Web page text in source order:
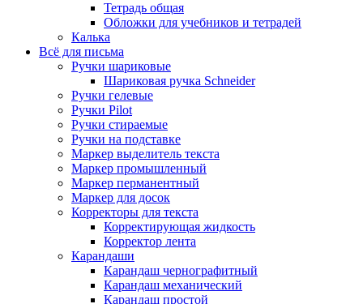
Тетрадь общая
Обложки для учебников и тетрадей
Калька
Всё для письма
Ручки шариковые
Шариковая ручка Schneider
Ручки гелевые
Ручки Pilot
Ручки стираемые
Ручки на подставке
Маркер выделитель текста
Маркер промышленный
Маркер перманентный
Маркер для досок
Корректоры для текста
Корректирующая жидкость
Корректор лента
Карандаши
Карандаш чернографитный
Карандаш механический
Карандаш простой